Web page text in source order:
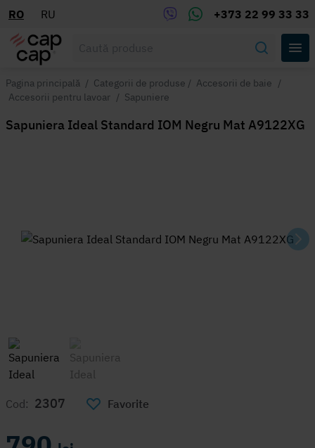
RO RU +373 22 99 33 33
Pagina principală / Categorii de produse / Accesorii de baie /
Accesorii pentru lavoar / Sapuniere
Sapuniera Ideal Standard IOM Negru Mat A9122XG
Cod: 2307 Favorite